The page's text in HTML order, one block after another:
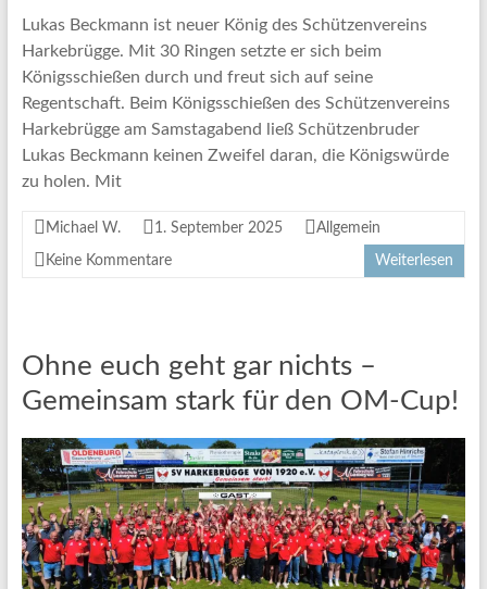
Lukas Beckmann ist neuer König des Schützenvereins
Harkebrügge. Mit 30 Ringen setzte er sich beim
Königsschießen durch und freut sich auf seine
Regentschaft. Beim Königsschießen des Schützenvereins
Harkebrügge am Samstagabend ließ Schützenbruder
Lukas Beckmann keinen Zweifel daran, die Königswürde
zu holen. Mit
Michael W. 1. September 2025 Allgemein
Keine Kommentare Weiterlesen
Ohne euch geht gar nichts –
Gemeinsam stark für den OM-Cup!